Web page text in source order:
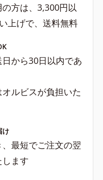
方は、3,300円以
上げで、送料無料
から30日以内であ
ルビスが負担いた
け
最短でご注文の翌
ます